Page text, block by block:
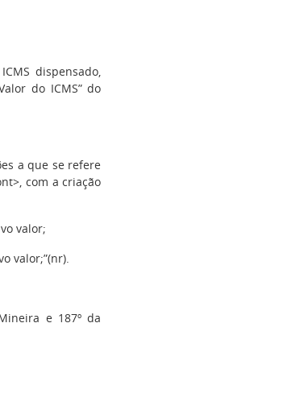
dispensado,
do ICMS” do
a que se refere
com a criação
valor;
valor;”(nr).
e 187º da